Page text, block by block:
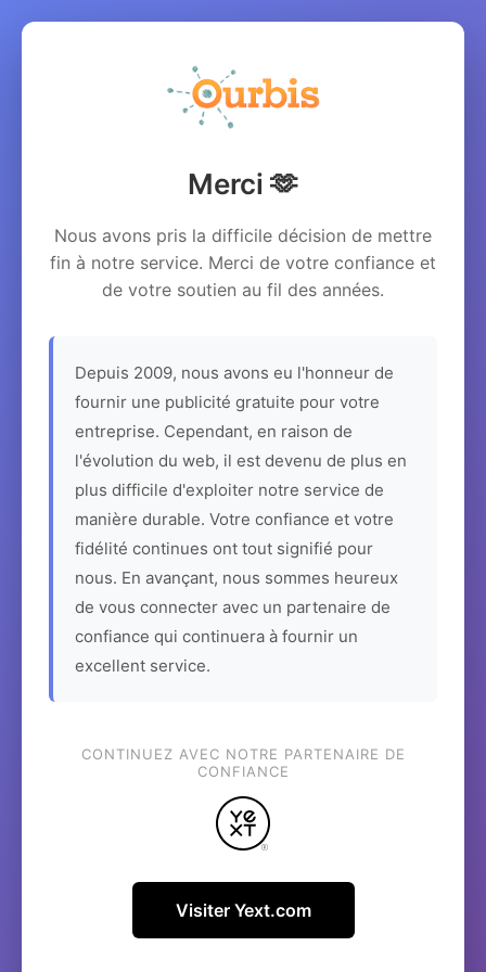
Merci 🫶
Nous avons pris la difficile décision de mettre
fin à notre service. Merci de votre confiance et
de votre soutien au fil des années.
Depuis 2009, nous avons eu l'honneur de
fournir une publicité gratuite pour votre
entreprise. Cependant, en raison de
l'évolution du web, il est devenu de plus en
plus difficile d'exploiter notre service de
manière durable. Votre confiance et votre
fidélité continues ont tout signifié pour
nous. En avançant, nous sommes heureux
de vous connecter avec un partenaire de
confiance qui continuera à fournir un
excellent service.
CONTINUEZ AVEC NOTRE PARTENAIRE DE
CONFIANCE
Visiter Yext.com